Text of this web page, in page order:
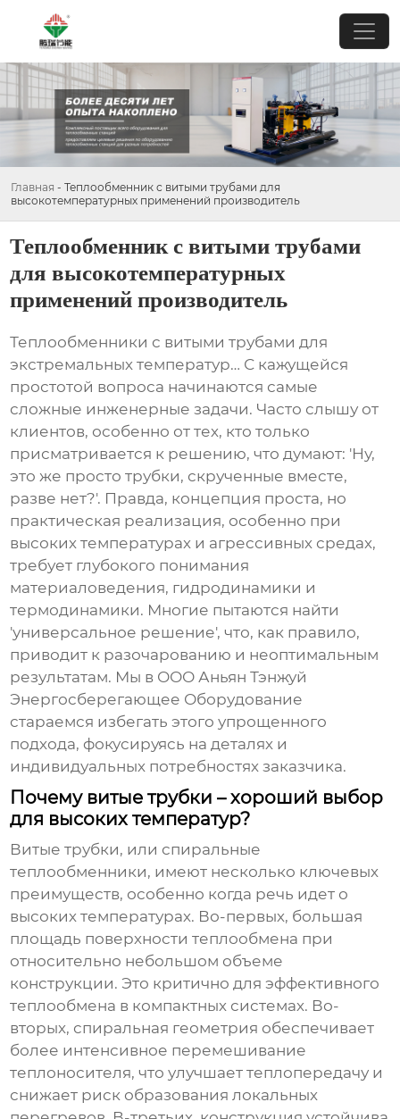
Главная - Теплообменник с витыми трубами для
высокотемпературных применений производитель
Теплообменник с витыми трубами
для высокотемпературных
применений производитель
Теплообменники с витыми трубами для
экстремальных температур… С кажущейся
простотой вопроса начинаются самые
сложные инженерные задачи. Часто слышу от
клиентов, особенно от тех, кто только
присматривается к решению, что думают: 'Ну,
это же просто трубки, скрученные вместе,
разве нет?'. Правда, концепция проста, но
практическая реализация, особенно при
высоких температурах и агрессивных средах,
требует глубокого понимания
материаловедения, гидродинамики и
термодинамики. Многие пытаются найти
'универсальное решение', что, как правило,
приводит к разочарованию и неоптимальным
результатам. Мы в ООО Аньян Тэнжуй
Энергосберегающее Оборудование
стараемся избегать этого упрощенного
подхода, фокусируясь на деталях и
индивидуальных потребностях заказчика.
Почему витые трубки – хороший выбор
для высоких температур?
Витые трубки, или спиральные
теплообменники, имеют несколько ключевых
преимуществ, особенно когда речь идет о
высоких температурах. Во-первых, большая
площадь поверхности теплообмена при
относительно небольшом объеме
конструкции. Это критично для эффективного
теплообмена в компактных системах. Во-
вторых, спиральная геометрия обеспечивает
более интенсивное перемешивание
теплоносителя, что улучшает теплопередачу и
снижает риск образования локальных